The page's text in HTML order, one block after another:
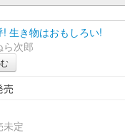
! 生き物はおもしろい!
ら次郎
売
未定